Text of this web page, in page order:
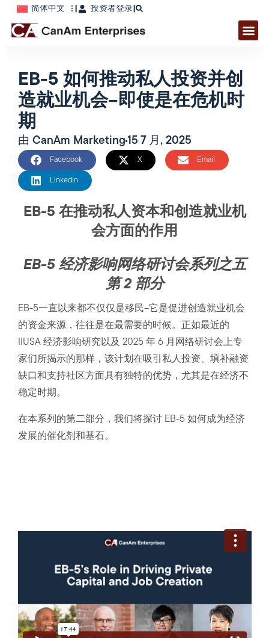
简体中文 投资者登录 |
EB-5 如何推动私人投资并创
造就业机会–即使是在危机时
期
由 CanAm Marketing15 7 月, 2025
Facebook X Email
LinkedIn
EB-5 在推动私人资本和创造就业机
会方面的作用
EB-5 经济影响网络研讨会系列之五
第 2 部分
EB-5一直以来都不仅仅是移民–它是促进创造就业机会
的资金来源，往往是在最需要的时候。正如最近的
IIUSA 经济影响研究以及 2025 年 6 月网络研讨会上专
家们所揭示的那样，该计划在吸引私人投资、填补融资
缺口和支持社区方面具有独特的优势，尤其是在经济不
稳定时期。
在本系列的第二部分，我们将探讨 EB-5 如何成为经济
发展的催化剂和基石。